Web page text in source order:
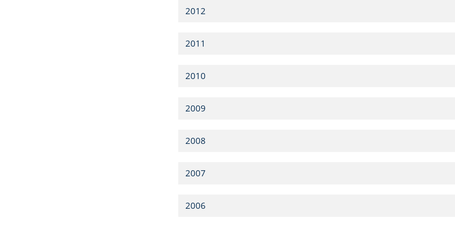
2012
2011
2010
2009
2008
2007
2006